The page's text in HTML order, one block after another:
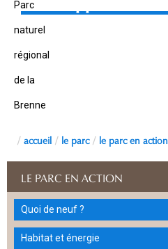
accueil le parc le parc en action
LE PARC EN ACTION
Quoi de neuf ?
Habitat et énergie